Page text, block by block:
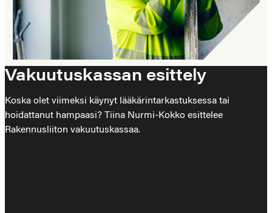
Vakuutuskassan esittely
Koska olet viimeksi käynyt lääkärintarkastuksessa tai
hoidattanut hampaasi? Tiina Nurmi-Kokko esittelee
Rakennusliiton vakuutuskassaa.